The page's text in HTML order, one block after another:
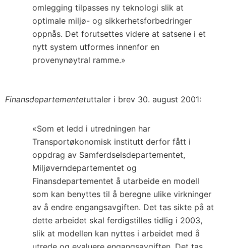
omlegging tilpasses ny teknologi slik at
optimale miljø- og sikkerhetsforbedringer
oppnås. Det forutsettes videre at satsene i et
nytt system utformes innenfor en
provenynøytral ramme.»
Finansdepartementetuttaler i brev 30. august 2001:
«Som et ledd i utredningen har
Transportøkonomisk institutt derfor fått i
oppdrag av Samferdselsdepartementet,
Miljøverndepartementet og
Finansdepartementet å utarbeide en modell
som kan benyttes til å beregne ulike virkninger
av å endre engangsavgiften. Det tas sikte på at
dette arbeidet skal ferdigstilles tidlig i 2003,
slik at modellen kan nyttes i arbeidet med å